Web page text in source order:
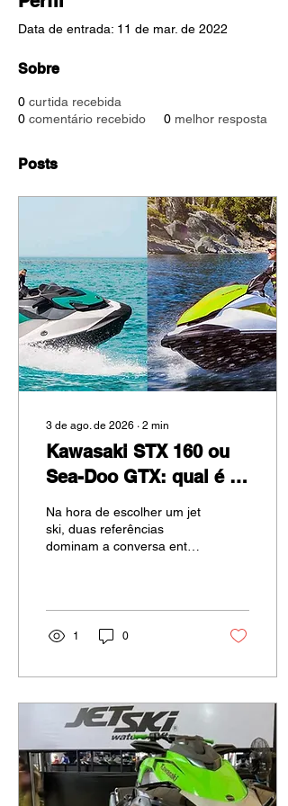
Data de entrada: 11 de mar. de 2022
Sobre
0 curtida recebida
0 comentário recebido 0 melhor resposta
Posts
3 de ago. de 2026 ∙ 2 min
Kawasaki STX 160 ou
Sea-Doo GTX: qual é o
melhor jet ski para
você?
Na hora de escolher um jet
ski, duas referências
dominam a conversa entre
dois atendem bem ao uso
recreativo e familiar, mas o
STX 160 se destaca
robustez mecânica, custo
de manutenção e a
confiabilidade de uma
plataforma de motor
testada e aprovada há
anos. Motor e
desempenho O STX 160
1 0